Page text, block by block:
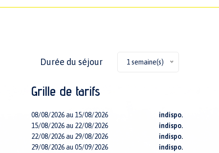
Durée du séjour 1 semaine(s)
Grille de tarifs
08/08/2026 au 15/08/2026
indispo.
15/08/2026 au 22/08/2026
indispo.
22/08/2026 au 29/08/2026
indispo.
29/08/2026 au 05/09/2026
indispo.